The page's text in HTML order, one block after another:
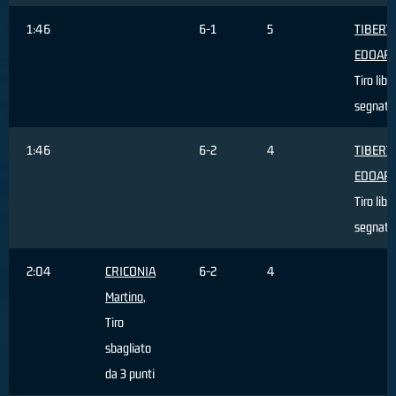
1:46 6-1 5
TIBERTI
Tiro
segnato
1:46 6-2 4
TIBERTI
Tiro
segnato
2:04
CRICONIA
Martino,
Tiro
sbagliato
da 3 punti
6-2 4